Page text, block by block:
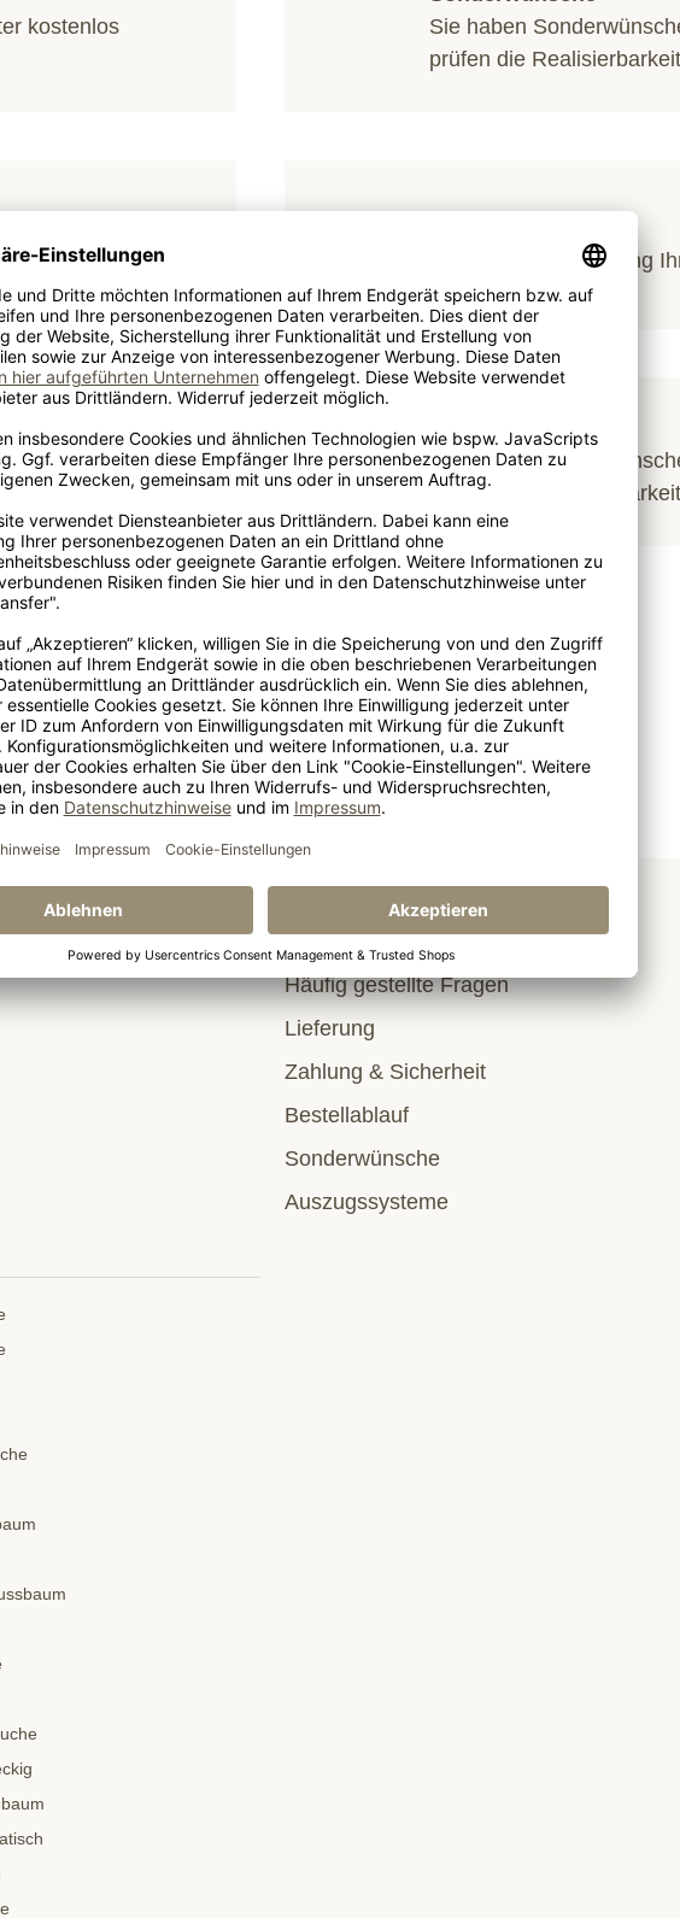
kostenlos
Sie haben
prüfen die
ab (120
Individuelle Anfertigung
Werfen Sie einen
Sonderwünsche
Sie haben
prüfen die
230 cmØ 150 x 240 cm
rund 150 cm ausziehbar
Service & Hilfe
Häufig gestellte Fragen
Lieferung
Zahlung & Sicherheit
Bestellablauf
Sonderwünsche
Auszugssysteme